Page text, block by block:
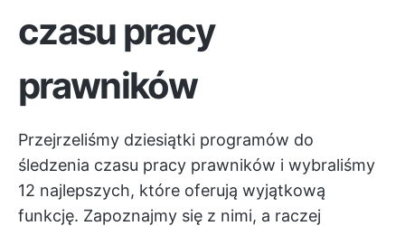
czasu pracy
prawników
Przejrzeliśmy dziesiątki programów do
śledzenia czasu pracy prawników i wybraliśmy
12 najlepszych, które oferują wyjątkową
funkcję. Zapoznajmy się z nimi, a raczej